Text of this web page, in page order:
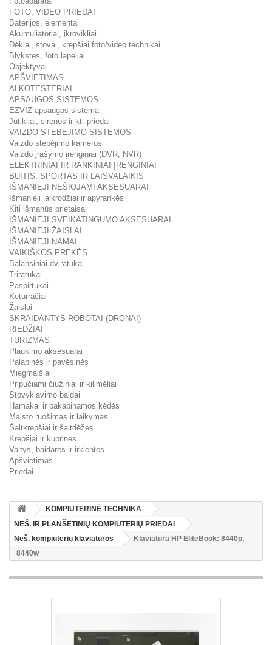
FOTO, VIDEO PRIEDAI
Baterijos, elementai
Akumuliatoriai, įkrovikliai
Dėklai, stovai, krepšiai foto/video technikai
Blykstės, foto lapeliai
Objektyvai
APŠVIETIMAS
ALKOTESTERIAI
APSAUGOS SISTEMOS
EZVIZ apsaugos sistema
Jutikliai, sirenos ir kt. priedai
VAIZDO STEBĖJIMO SISTEMOS
Vaizdo stebėjimo kameros
Vaizdo įrašymo įrenginiai (DVR, NVR)
ELEKTRINIAI IR RANKINIAI ĮRENGINIAI
BUITIS, SPORTAS IR LAISVALAIKIS
IŠMANIEJI NEŠIOJAMI AKSESUARAI
Išmanieji laikrodžiai ir apyrankės
Kiti išmanūs prietaisai
IŠMANIEJI SVEIKATINGUMO AKSESUARAI
IŠMANIEJI ŽAISLAI
IŠMANIEJI NAMAI
VAIKIŠKOS PREKĖS
Balansiniai dviratukai
Triratukai
Paspirtukai
Keturračiai
Žaislai
SKRAIDANTYS ROBOTAI (DRONAI)
RIEDŽIAI
TURIZMAS
Plaukimo aksesuarai
Palapinės ir pavėsinės
Miegmaišiai
Pripučiami čiužiniai ir kilimėliai
Stovyklavimo baldai
Hamakai ir pakabinamos kėdės
Maisto ruošimas ir laikymas
Šaltkrepšiai ir šaltdėžės
Krepšiai ir kuprinės
Valtys, baidarės ir irklentės
Apšvietimas
Priedai
KOMPIUTERINĖ TECHNIKA
NEŠ. IR PLANŠETINIŲ KOMPIUTERIŲ PRIEDAI
Neš. kompiuterių klaviatūros
Klaviatūra HP EliteBook: 8440p,
8440w